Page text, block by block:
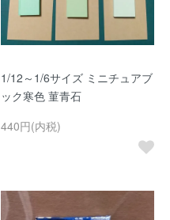
1/12～1/6サイズ ミニチュアブ
ック寒色 菫青石
440円(内税)